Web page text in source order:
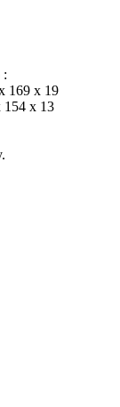
:
169 x 19
154 x 13